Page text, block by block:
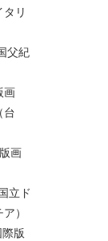
リ
父紀
画
台
画
立ド
）
版